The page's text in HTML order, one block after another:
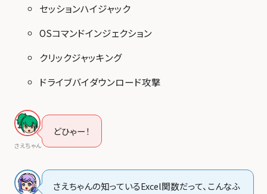
セッションハイジャック
OSコマンドインジェクション
クリックジャッキング
ドライブバイダウンロード攻撃
さえちゃん
どひゃー！
さえちゃんの知っているExcel関数だって、こんなふ